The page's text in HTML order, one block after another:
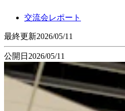
交流会レポート
最終更新2026/05/11
公開日 2026/05/11